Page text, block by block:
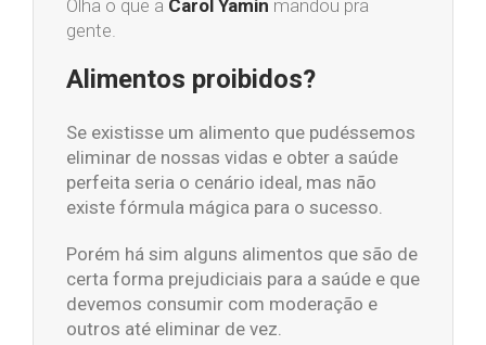
Olha o que a Carol Yamin mandou pra
gente.
Alimentos proibidos?
Se existisse um alimento que pudéssemos
eliminar de nossas vidas e obter a saúde
perfeita seria o cenário ideal, mas não
existe fórmula mágica para o sucesso.
Porém há sim alguns alimentos que são de
certa forma prejudiciais para a saúde e que
devemos consumir com moderação e
outros até eliminar de vez.